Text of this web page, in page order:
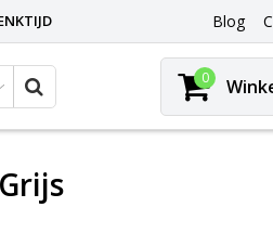
Blog
0